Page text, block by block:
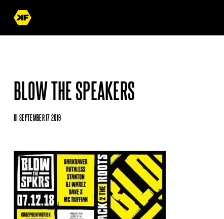
BLOW THE SPEAKERS
DI SEPTEMBER 17 2019